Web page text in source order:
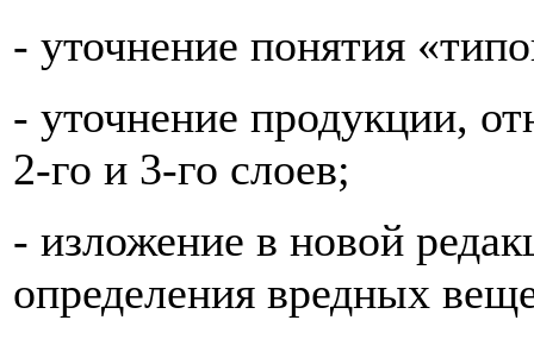
- уточнение понятия
- уточнение продукции,
2-го и 3-го слоев;
- изложение в новой
определения вредных